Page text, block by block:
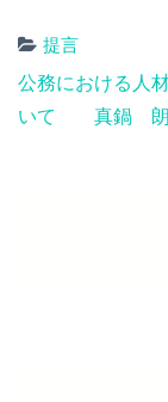
提言
Post
navigation
公務における人
いて 真鍋 朗